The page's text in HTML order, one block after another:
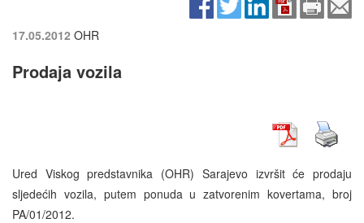
17.05.2012 OHR
Prodaja vozila
Ured Viskog predstavnika (OHR) Sarajevo izvršit će prodaju
sljedećih vozila, putem ponuda u zatvorenim kovertama, broj
PA/01/2012.